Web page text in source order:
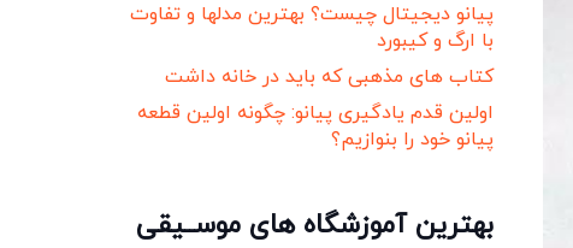
پیانو دیجیتال چیست؟ بهترین مدلها و تفاوت
با ارگ و کیبورد
کتاب های مذهبی که باید در خانه داشت
اولین قدم یادگیری پیانو: چگونه اولین قطعه
پیانو خود را بنوازیم؟
بهترین آموزشگاه های موســیقی